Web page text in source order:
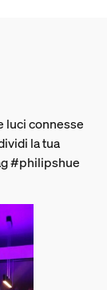
lineare
luci connesse
la tua
#philipshue